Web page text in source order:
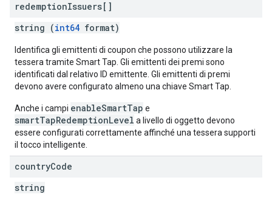
redemptionIssuers[]
string (int64 format)
Identifica gli emittenti di coupon che possono utilizzare la
tessera tramite Smart Tap. Gli emittenti dei premi sono
identificati dal relativo ID emittente. Gli emittenti di premi
devono avere configurato almeno una chiave Smart Tap.
Anche i campi enableSmartTap e
smartTapRedemptionLevel a livello di oggetto devono
essere configurati correttamente affinché una tessera supporti
il tocco intelligente.
countryCode
string